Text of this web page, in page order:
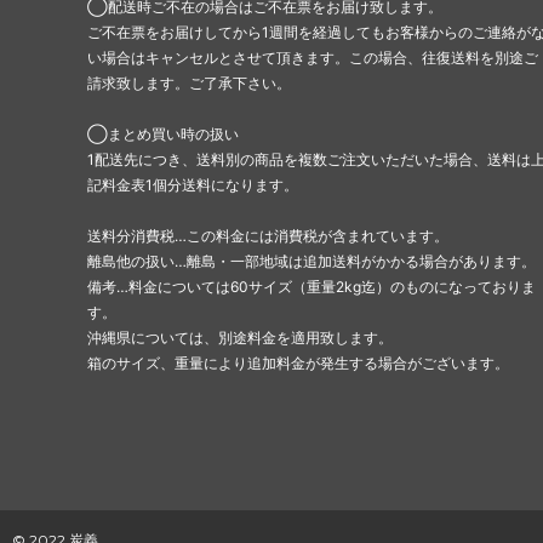
◯配送時ご不在の場合はご不在票をお届け致します。
ご不在票をお届けしてから1週間を経過してもお客様からのご連絡が
い場合はキャンセルとさせて頂きます。この場合、往復送料を別途ご
請求致します。ご了承下さい。
◯まとめ買い時の扱い
1配送先につき、送料別の商品を複数ご注文いただいた場合、送料は
記料金表1個分送料になります。
送料分消費税…この料金には消費税が含まれています。
離島他の扱い…離島・一部地域は追加送料がかかる場合があります。
備考…料金については60サイズ（重量2kg迄）のものになっておりま
す。
沖縄県については、別途料金を適用致します。
箱のサイズ、重量により追加料金が発生する場合がございます。